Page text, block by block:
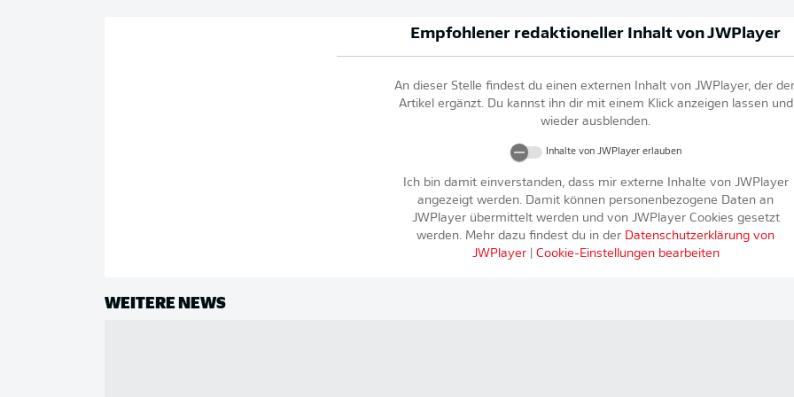
Empfohlener redaktioneller Inhalt vonJWPlayer
An dieser Stelle findest du einen externen Inhalt von JWPlayer, der
Artikel ergänzt. Du kannst ihn dir mit einem Klick anzeigen lassen und
wieder ausblenden.
Inhalte von JWPlayererlauben
Ich bin damit einverstanden, dass mir externe Inhalte von JWPlayer
angezeigt werden. Damit können personenbezogene Daten an
JWPlayerübermittelt werden und von JWPlayerCookies gesetzt
werden. Mehr dazu findest du in der Datenschutzerklärung von
JWPlayer| Cookie-Einstellungen bearbeiten
WEITERE NEWS